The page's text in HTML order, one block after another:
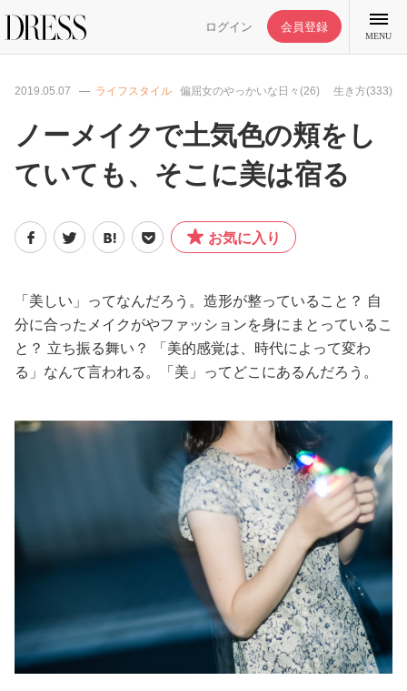
ログイン 会員登録
MENU
特集記事
DRESS部活
ファッション
ワークスタイル
ココロ/カラダ
グルメ
2019.05.07 ライフスタイル 偏屈女のやっかいな日々(26) 生き方(333)
ノーメイクで土気色の頬をし
ていても、そこに美は宿る
お気に入り
「美しい」ってなんだろう。造形が整っていること？ 自
分に合ったメイクがやファッションを身にまとっているこ
と？ 立ち振る舞い？ 「美的感覚は、時代によって変わ
る」なんて言われる。「美」ってどこにあるんだろう。